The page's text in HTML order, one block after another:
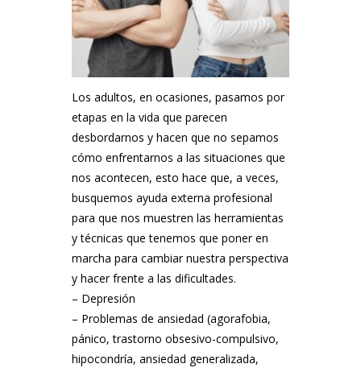
Los adultos, en ocasiones, pasamos por
etapas en la vida que parecen
desbordarnos y hacen que no sepamos
cómo enfrentarnos a las situaciones que
nos acontecen, esto hace que, a veces,
busquemos ayuda externa profesional
para que nos muestren las herramientas
y técnicas que tenemos que poner en
marcha para cambiar nuestra perspectiva
y hacer frente a las dificultades.
– Depresión
– Problemas de ansiedad (agorafobia,
pánico, trastorno obsesivo-compulsivo,
hipocondría, ansiedad generalizada,